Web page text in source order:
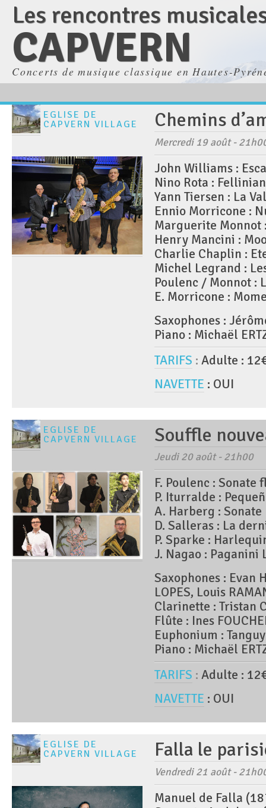
Les rencontres
CAPVERN
Concerts de musique classique en Hautes-
Chemins
Mercredi 19 août -
EGLISE DE
CAPVERN VILLAGE
John Williams :
Nino Rota :
Yann Tiersen : La
Ennio Morricone :
Marguerite Monnot
Henry Mancini :
Charlie Chaplin :
Michel Legrand :
Poulenc / Monnot :
E. Morricone :
Saxophones :
Piano : Michaël
TARIFS : Adulte :
NAVETTE : OUI
Souffle
Jeudi 20 août - 21h00
EGLISE DE
CAPVERN VILLAGE
F. Poulenc : Sonate
P. Iturralde :
A. Harberg : Sonate
D. Salleras : La
P. Sparke :
J. Nagao : Paganini
Saxophones : Evan
LOPES, Louis
Clarinette : Tristan
Flûte : Ines
Euphonium :
Piano : Michaël
TARIFS : Adulte :
NAVETTE : OUI
Falla le
Vendredi 21 août -
EGLISE DE
CAPVERN VILLAGE
Manuel de Falla